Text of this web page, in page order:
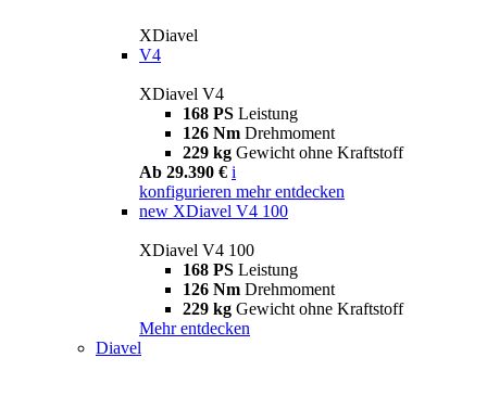
XDiavel
V4
XDiavel V4
168 PS Leistung
126 Nm Drehmoment
229 kg Gewicht ohne Kraftstoff
Ab 29.390 € i
konfigurieren mehr entdecken
new XDiavel V4 100
XDiavel V4 100
168 PS Leistung
126 Nm Drehmoment
229 kg Gewicht ohne Kraftstoff
Mehr entdecken
Diavel